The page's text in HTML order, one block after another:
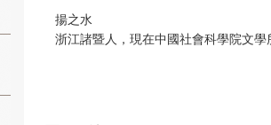
揚之水
浙江諸暨人，現在中國社會科學院文